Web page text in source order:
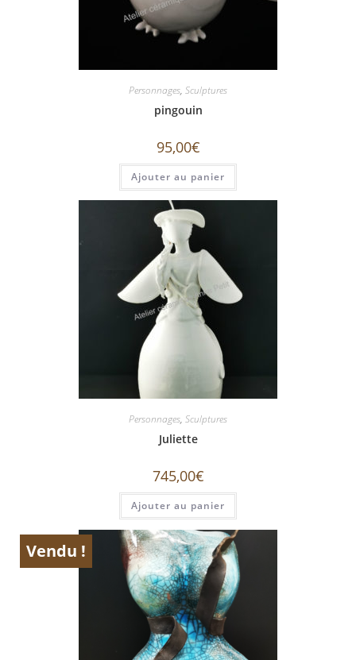
Personnages, Sculptures
pingouin
95,00€
Ajouter au panier
Personnages, Sculptures
Juliette
745,00€
Ajouter au panier
Vendu !
ÉPUISÉ